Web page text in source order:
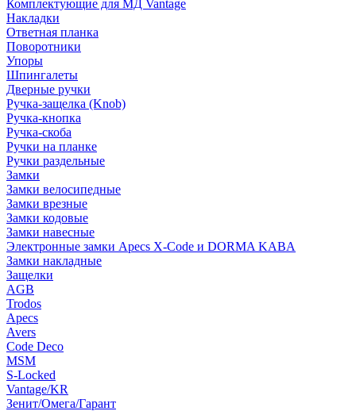
Комплектующие для МД Vantage
Накладки
Ответная планка
Поворотники
Упоры
Шпингалеты
Дверные ручки
Ручка-защелка (Knob)
Ручка-кнопка
Ручка-скоба
Ручки на планке
Ручки раздельные
Замки
Замки велосипедные
Замки врезные
Замки кодовые
Замки навесные
Электронные замки Apecs X-Code и DORMA KABA
Замки накладные
Защелки
AGB
Trodos
Apecs
Avers
Code Deco
MSM
S-Locked
Vantage/KR
Зенит/Омега/Гарант